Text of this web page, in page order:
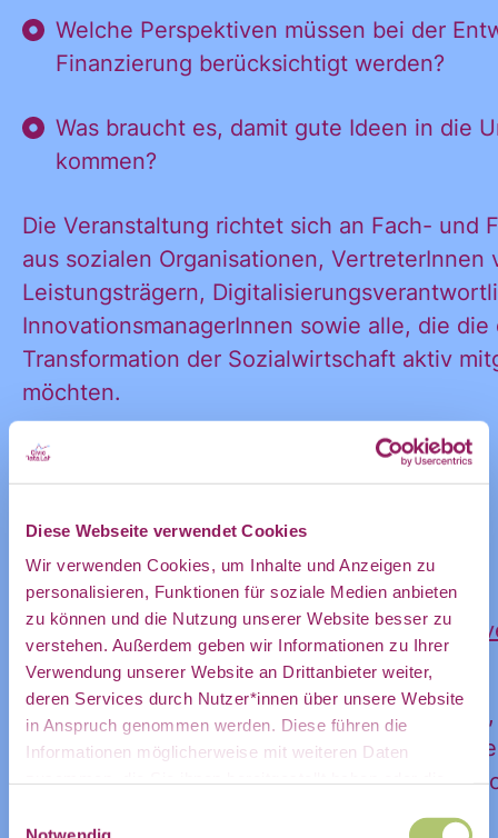
Diese Webseite verwendet Cookies
Wir verwenden Cookies, um Inhalte und Anzeigen zu
personalisieren, Funktionen für soziale Medien anbieten
zu können und die Nutzung unserer Website besser zu
verstehen. Außerdem geben wir Informationen zu Ihrer
Verwendung unserer Website an Drittanbieter weiter,
deren Services durch Nutzer*innen über unsere Website
in Anspruch genommen werden. Diese führen die
Informationen möglicherweise mit weiteren Daten
haben.
Welche Perspektiven müssen bei der
Finanzierung berücksichtigt werden?
Was braucht es, damit gute Ideen in die
kommen?
Die Veranstaltung richtet sich an Fach- und
aus sozialen Organisationen, VertreterInnen
Leistungsträgern,
InnovationsmanagerInnen sowie alle, die die
Transformation der Sozialwirtschaft aktiv
möchten.
📅 17. Juli 2026
:round pushpin: Ort: Online (Zoom)
👉
Anmeldung(https://app.guestoo.de/public/
85b6-4057-89ed-c185f5a1261c?lang=de
Wir freuen uns auf einen offenen
Impulse und die gemeinsame Entwicklung
die Refinanzierung digitaler sozialer
Ankündigungen
des CDL direkt
persönliches
Postfach:
möchte alle
und
des CDL
direkt in
mein
persönliches